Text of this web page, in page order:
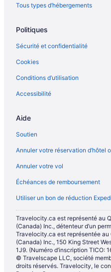
Waihee-Waiehu – Hôtels Best
Tous types d’hébergements
Politiques
Sécurité et confidentialité
Cookies
Conditions d’utilisation
Accessibilité
Aide
Soutien
Annuler votre réservation d’hôtel
Annuler votre vol
Échéances de remboursement
Utiliser un bon de réduction
Travelocity.ca est représenté au
(Canada) Inc., détenteur d’un
Travelocity.ca est représentée au
(Canada) Inc., 150 King Street
1J9. (Numéro d’inscription TICO:
© Travelscape LLC, société
droits réservés. Travelocity, le